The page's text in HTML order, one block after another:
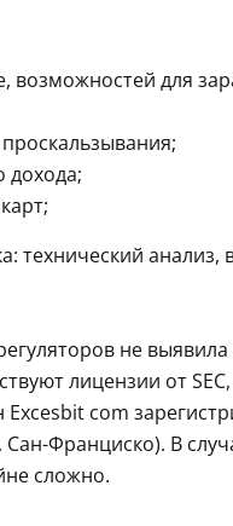
для
дохода;
технический
не выявила
лицензии от
com
Франциско). В
сложно.